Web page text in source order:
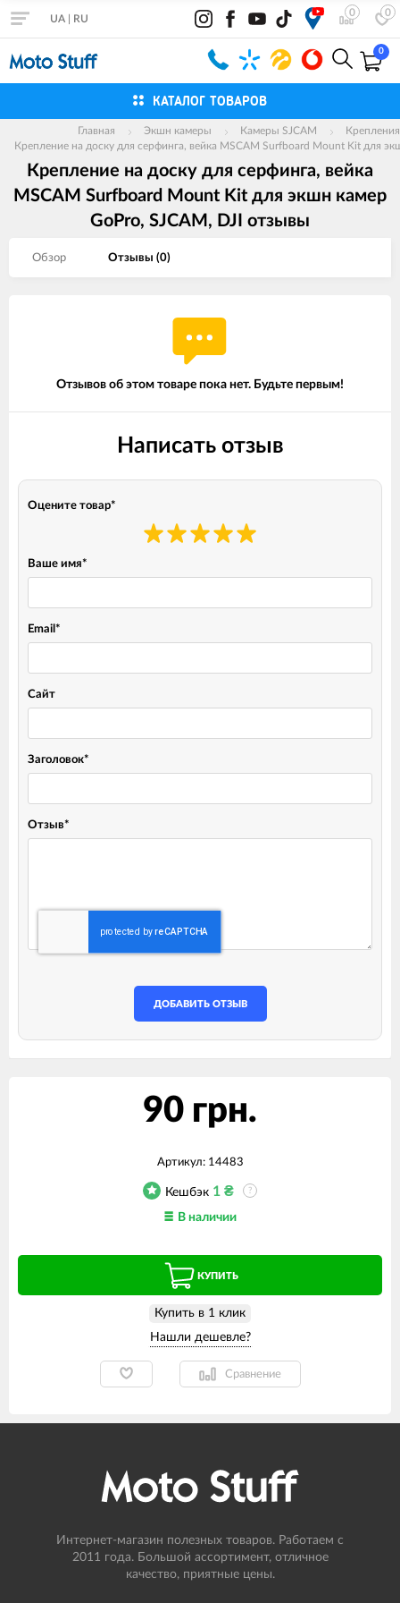
0 0
UA RU
0
КАТАЛОГ ТОВАРОВ
Главная Экшн камеры Камеры SJCAM
Крепление на доску для серфинга, вейка MSCAM Surfboard Mount Kit для
Крепление на доску для серфинга, вейка
MSCAM Surfboard Mount Kit для экшн камер
GoPro, SJCAM, DJI отзывы
Обзор Отзывы (0)
Отзывов об этом товаре пока нет. Будьте первым!
Написать отзыв
Оцените товар*
Ваше имя*
Email *
Сайт
Заголовок*
Отзыв*
ДОБАВИТЬ ОТЗЫВ
90 грн.
Артикул: 14483
Кешбэк 1 ₴ ?
В наличии
КУПИТЬ
Купить в 1 клик
Сравнение
Интернет-магазин полезных товаров. Работаем с
2011 года. Большой ассортимент, отличное
качество, приятные цены.